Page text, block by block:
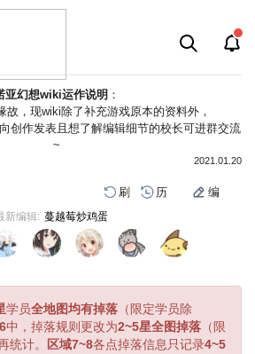
亚幻想wiki运作说明 ：
故，现wiki除了补充游戏原本的资料外，
创作发表且想了解编辑细节的校长可进群交流
~
2021.01.20
刷 历 编
新编辑: 蔓越莓炒鸡蛋
学员全地图均有掉落 （限定学员除
中，掉落规则更改为2~5星全图掉落 （限
统计。
区域7~8各点掉落信息只记录4~5